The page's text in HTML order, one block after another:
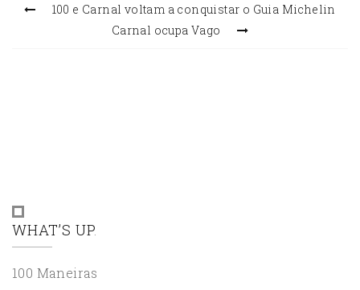
100 e Carnal voltam a conquistar o Guia Michelin
Carnal ocupa Vago
WHAT’S UP
100 Maneiras